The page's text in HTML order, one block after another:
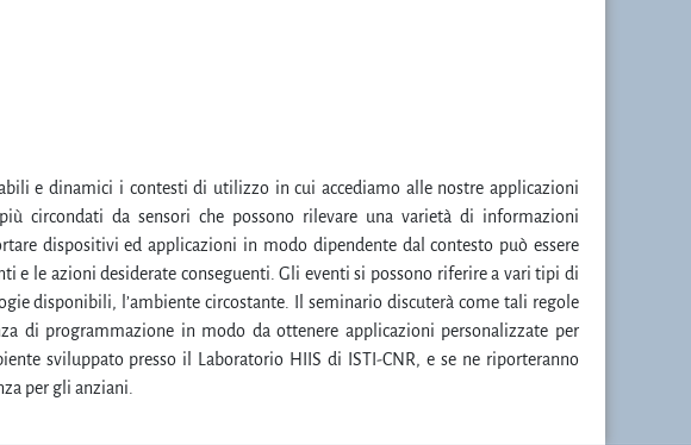
e dinamici i contesti di utilizzo in cui accediamo alle nostre applicazioni
circondati da sensori che possono rilevare una varietà di informazioni
dispositivi ed applicazioni in modo dipendente dal contesto può essere
e le azioni desiderate conseguenti. Gli eventi si possono riferire a vari tipi di
disponibili, l’ambiente circostante. Il seminario discuterà come tali regole
di programmazione in modo da ottenere applicazioni personalizzate per
sviluppato presso il Laboratorio HIIS di ISTI-CNR, e se ne riporteranno
per gli anziani.